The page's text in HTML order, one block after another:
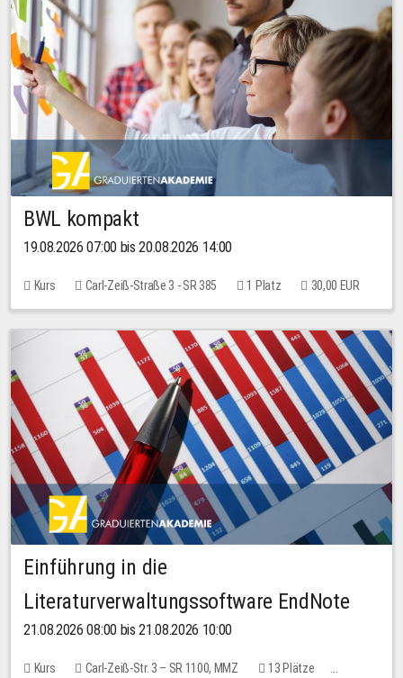
BWL kompakt
19.08.2026 07:00 bis 20.08.2026 14:00
Kurs Carl-Zeiß-Straße 3 - SR 385 1 Platz 30,00 EUR
Einführung in die
Literaturverwaltungssoftware EndNote
21.08.2026 08:00 bis 21.08.2026 10:00
Kurs Carl-Zeiß-Str. 3 – SR 1100, MMZ
13 Plätze